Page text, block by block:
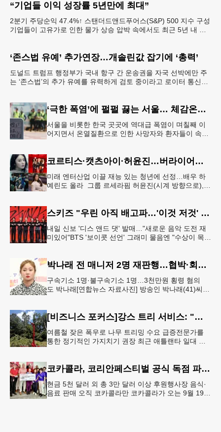
“기업들 이익 성장률 5년만에 최대”
2분기 주당순익 47.4%↑ 스탠더드앤드푸어스(S&P) 500 지수 구성
기업들이 고유가로 인한 물가 상승 압박 속에서도 최근 5년 내 최
‘존스법 유예’ 추가연장…개솔린값 잡기에 ‘총력’
도널드 트럼프 행정부가 국내 항구 간 운송권을 자국 선박에만 주
는 ‘존스법’의 추가 유예를 유력하게 검토 중이라고 로이터 통신이
‘극한 폭염’에 펄펄 끓는 서울… 체감온도 ‘섭씨 49.5도’
서울을 비롯한 한국 곳곳에 역대급 폭염이 며칠째 이
어지면서 온열질환으로 인한 사망자와 환자들이 속출
코르티스·캣츠아이·허윤진…버라이어티 '영 할리우드 임팩트'
미래 엔터산업 이끌 재능 있는 청년에 선정…배우 하
예린도 올라 그룹 르세라핌 허윤진(시계 방향으로),
스키즈 "우린 아직 배고파…'이것 저것' 다 잘하는 자신감 표현"
내일 신보 '디스 앤드 댓' 발매…"새로운 음악 도전 재
미있어"BTS '보이콧 선언' 그래미 물음엔 "수상이 목표
박나래 전 매니저 2명 재판행…협박·회삿돈 횡령 혐의
구속기소 1명·불구속기소 1명…3천만원 횡령 혐의
도 박나래[연합뉴스 자료사진] 방송인 박나래(41)씨를
[비즈니스 포커스]강스 트리 서비스: "강풍에 부러질라"… 여름철 주택가 수목 관리 '비상'
여름철 잦은 폭우로 나무 트리밍 수요 급증전문가를
통한 정기적인 가지치기 권장 최근 애틀랜타 일대 주
코카콜라, 코리안페스티벌 공식 독점 파트너 참여
현금 5천 달러 외 총 3만 달러 이상 후원행사장 음식·
음료 판매 오직 코카콜라만 코카콜라가 오는 9월 19-